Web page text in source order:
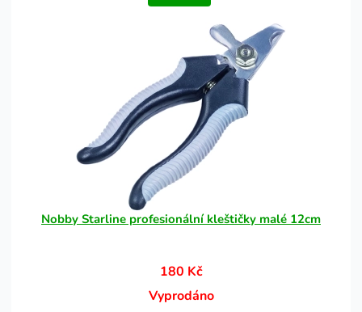
Nobby Starline profesionální kleštičky malé 12cm
180 Kč
Vyprodáno